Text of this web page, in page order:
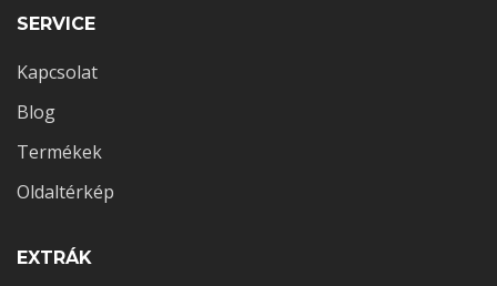
SERVICE
Kapcsolat
Blog
Termékek
Oldaltérkép
EXTRÁK